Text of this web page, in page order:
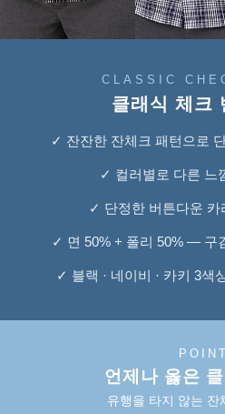
CLASSIC
클래식 체크
✓ 잔잔한 잔체크 패턴으로
✓ 컬러별로 다른 느
✓ 단정한 버튼다운 카
✓ 면 50% + 폴리 50% — 구
✓ 블랙 · 네이비 · 카키 3색
POINT
언제나 옳은
유행을 타지 않는 잔